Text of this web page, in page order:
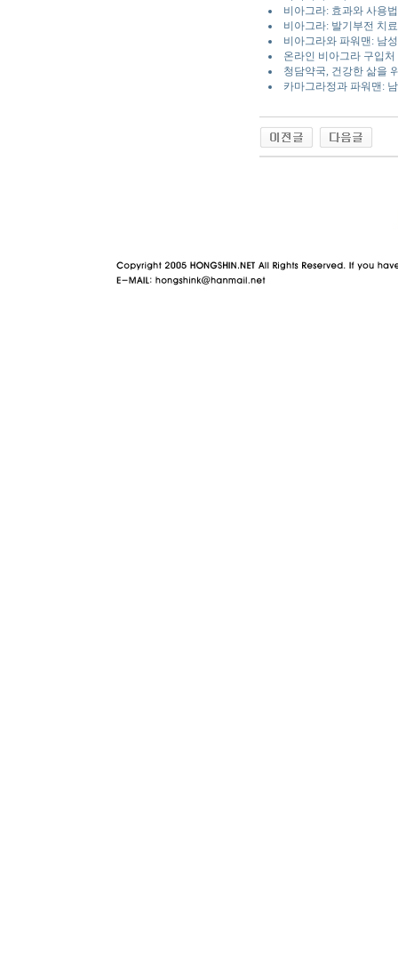
비아그라: 효과와 사용
비아그라: 발기부전 치
비아그라와 파워맨: 남
온라인 비아그라 구입
청담약국, 건강한 삶을
카마그라정과 파워맨: